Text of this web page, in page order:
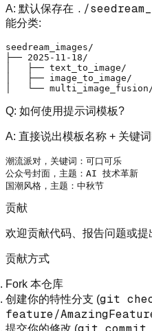
A: 默认保存在 ./
能分类:
seedream_images/
├── 2025-11-18/
│   ├── text_to_image/
│   ├── image_to_image/
Q: 如何使用提示词模板?
A: 直接说出模板名称 + 关键
潮流派对，关键词：可口可乐
公众号封面，主题：AI 技术革新
贡献
欢迎贡献代码、报告问题或提
贡献方式
Fork 本仓库
创建你的特性分支 (git
feature/
提交你的修改 (